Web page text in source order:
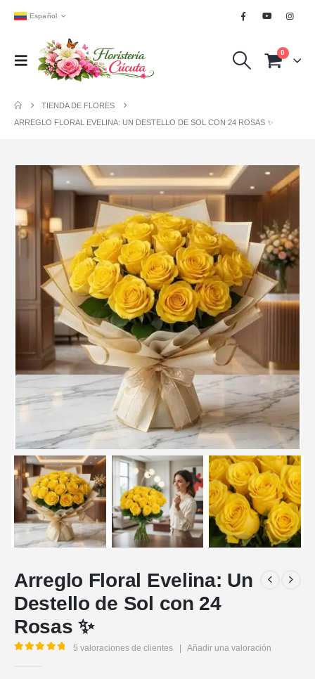
Español
0
TIENDA DE FLORES
ARREGLO FLORAL EVELINA: UN DESTELLO DE SOL CON 24 ROSAS ✨
Arreglo Floral Evelina: Un
Destello de Sol con 24
Rosas ✨
5 valoraciones de clientes | Añadir una valoración